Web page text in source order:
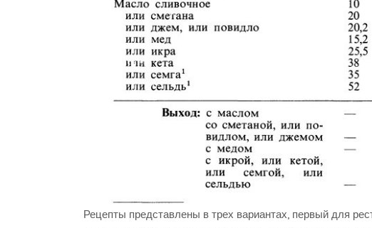
Рецепты представлены в трех вариантах, первый для